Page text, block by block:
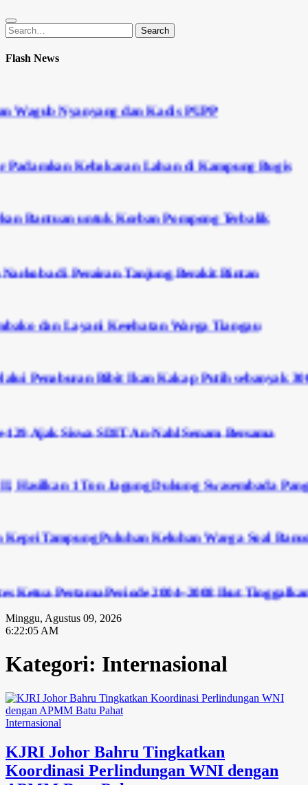
Search
for:
Search
Flash News
Nyanyang dan Kadis PUPP
Kebakaran Lahan di Kampung Bugis
untuk Korban Pompong Terbalik
di Perairan Tanjung Berakit Bintan
Layani Kesehatan Warga Tiangau
Bibit Ikan Kakap Putih sebanyak 3000 ekor
Siswa SDIT An-Nahl Senam Bersama
1 Ton Jagung Dukung Swasembada Pangan
Puluhan Keluhan Warga Soal Bansos,
Periode 2004–2008 Ikut Tinggalkan
Minggu, Agustus 09, 2026
6:22:06 AM
Kategori: Internasional
Internasional
KJRI Johor Bahru Tingkatkan
Koordinasi Perlindungan WNI dengan